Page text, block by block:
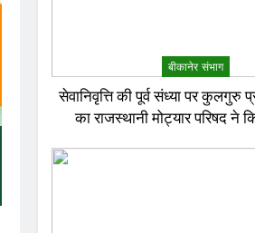
बीकानेर संभाग
सेवानिवृत्ति की पूर्व संध्या पर कुलगुरु
का राजस्थानी मोट्यार परिषद ने